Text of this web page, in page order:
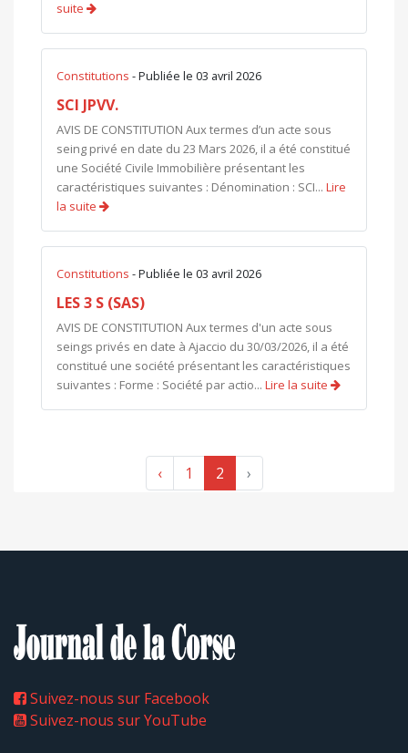
suite
Constitutions - Publiée le 03 avril 2026
SCI JPVV.
AVIS DE CONSTITUTION Aux termes d’un acte sous
seing privé en date du 23 Mars 2026, il a été constitué
une Société Civile Immobilière présentant les
caractéristiques suivantes : Dénomination : SCI... Lire
la suite
Constitutions - Publiée le 03 avril 2026
LES 3 S​ (SAS)
AVIS DE CONSTITUTION Aux termes d'un acte sous
seings privés en date à Ajaccio du 30/03/2026, il a été
constitué une société présentant les caractéristiques
suivantes : Forme : Société par actio... Lire la suite
‹ 1 2 ›
Suivez-nous sur Facebook
Suivez-nous sur YouTube